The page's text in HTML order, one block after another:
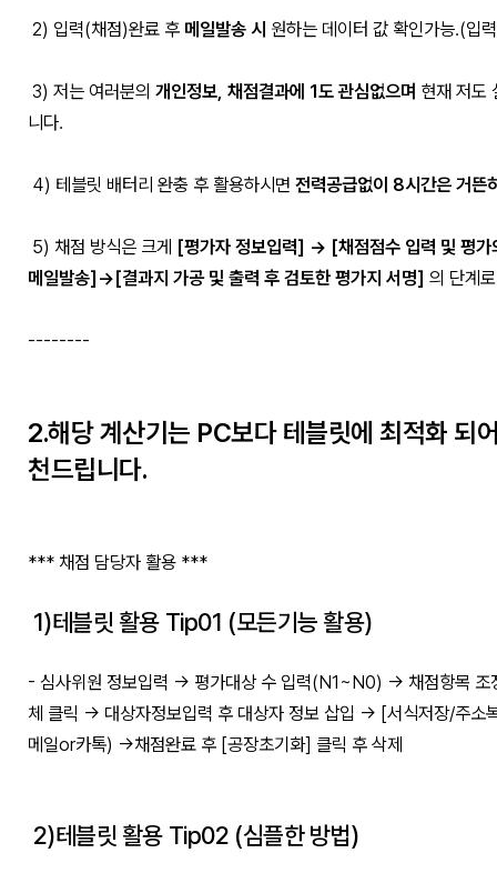
2) 입력(채점)완료 후 메일발송 시 원하는 데이터 값 확인가능.(입
3) 저는 여러분의 개인정보, 채점결과에 1도 관심없으며 현재 저도
니다.
4) 테블릿 배터리 완충 후 활용하시면 전력공급없이 8시간은 거뜬
5) 채점 방식은 크게 [평가자 정보입력] -> [채점점수 입력 및 평
메일발송]->[결과지 가공 및 출력 후 검토한 평가지 서명] 의 단계
--------
2.해당 계산기는 PC보다 테블릿에 최적화 되
천드립니다.
*** 채점 담당자 활용 ***
1)테블릿 활용 Tip01 (모든기능 활용)
- 심사위원 정보입력 -> 평가대상 수 입력(N1~N0) -> 채점항목
체 클릭 -> 대상자정보입력 후 대상자 정보 삽입 -> [서식저장/주소
메일or카톡) ->채점완료 후 [공장초기화] 클릭 후 삭제
2)테블릿 활용 Tip02 (심플한 방법)